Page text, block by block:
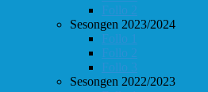
Follo 2
Sesongen 2023/2024
Follo 1
Follo 2
Follo 3
Sesongen 2022/2023